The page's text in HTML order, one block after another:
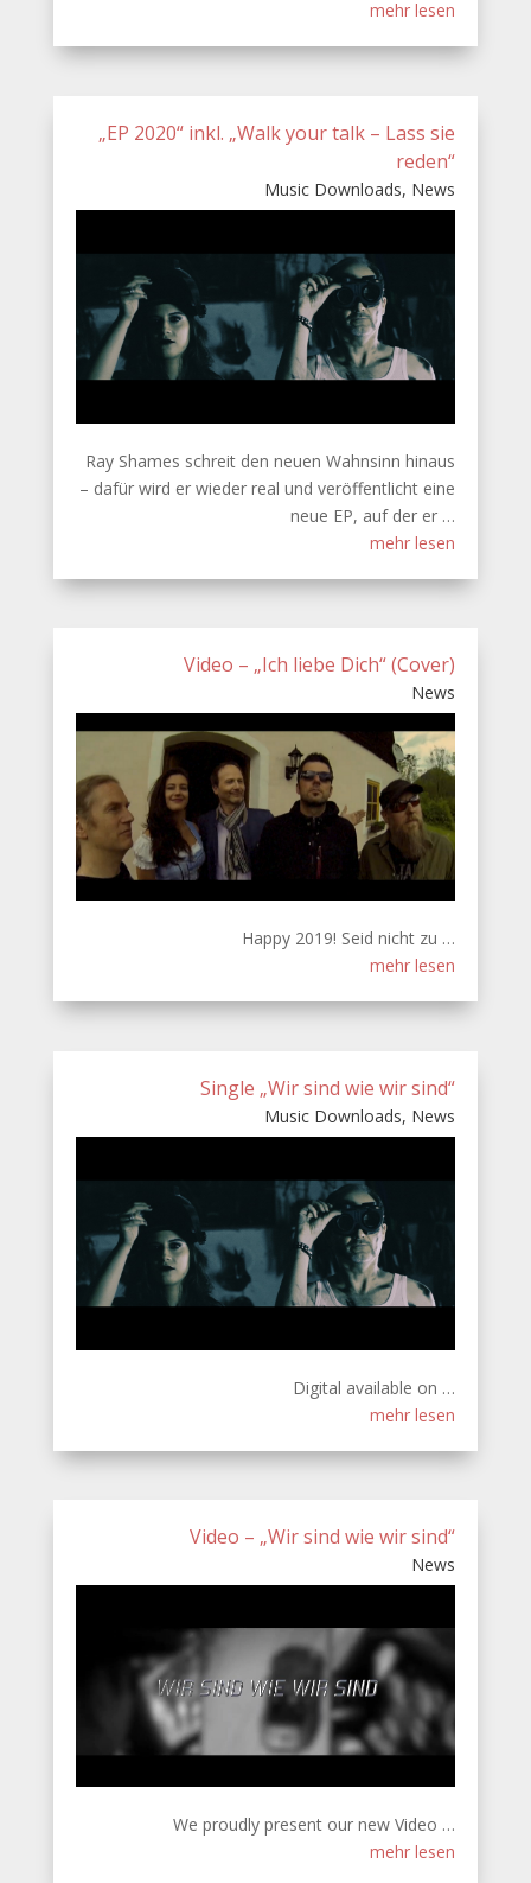
mehr lesen
„EP 2020“ inkl. „Walk your talk – Lass sie
reden“
Music Downloads, News
Ray Shames schreit den neuen Wahnsinn hinaus
– dafür wird er wieder real und veröffentlicht eine
neue EP, auf der er …
mehr lesen
Video – „Ich liebe Dich“ (Cover)
News
Happy 2019! Seid nicht zu …
mehr lesen
Single „Wir sind wie wir sind“
Music Downloads, News
Digital available on …
mehr lesen
Video – „Wir sind wie wir sind“
News
We proudly present our new Video …
mehr lesen